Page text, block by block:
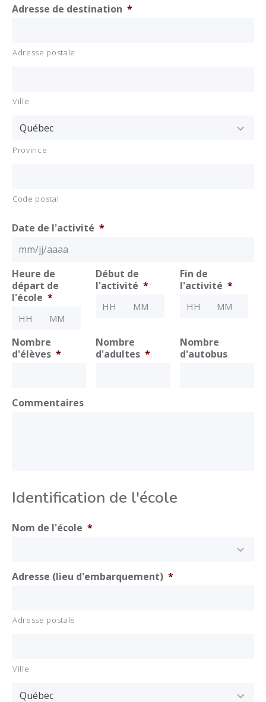
Adresse de destination *
Adresse postale
Ville
Province
Code postal
Date de l'activité *
MM
slash
JJ
slash
AAAA
Heure de
départ de
l'école *
:
Heures Minutes
Début de
l'activité *
:
Heures Minutes
Fin de
l'activité *
:
Heures Minutes
Nombre
d'élèves *
Nombre
d'adultes *
Nombre
d'autobus
Commentaires
Identification de l'école
Nom de l'école *
Adresse (lieu d'embarquement) *
Adresse postale
Ville